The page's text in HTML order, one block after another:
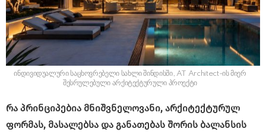
ინდივიდუალური საცხოვრებელი სახლი შინდისში, AT Architect-ის მიერ
შესრულებული არქიტექტურული პროექტი
რა პრინციპებია მნიშვნელოვანი, არქიტექტურულ
ფორმას, მასალებსა და განათებას შორის ბალანსის